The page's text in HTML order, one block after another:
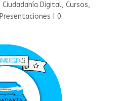
Ciudadanía Digital, Cursos,
Presentaciones
0